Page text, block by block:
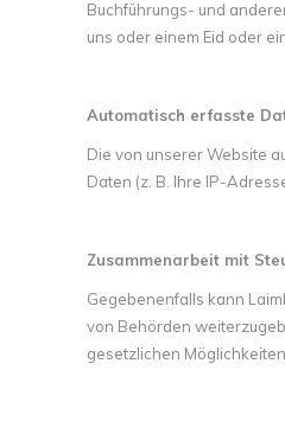
Buchführungs- und
uns oder einem Eid oder
Automatisch erfasste
Die von unserer Website
Daten (z. B. Ihre IP-
Zusammenarbeit mit
Gegebenenfalls kann
von Behörden
gesetzlichen